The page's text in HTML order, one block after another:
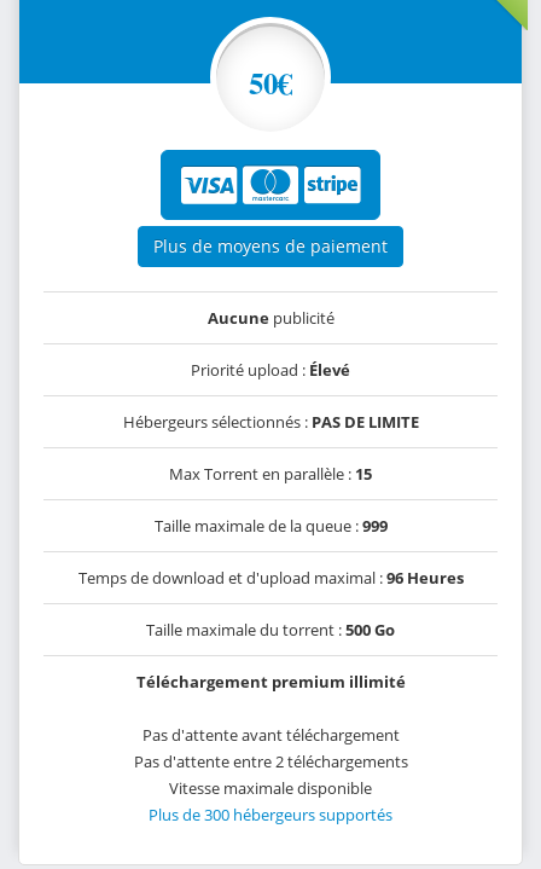
50€
Plus de moyens de paiement
Aucunepublicité
Priorité upload : Élevé
Hébergeurs sélectionnés : PAS DE LIMITE
Max Torrent en parallèle : 15
Taille maximale de la queue :999
Temps de download et d'upload maximal :96 Heures
Taille maximale du torrent :500 Go
Téléchargement premium illimité
Pas d'attente avant téléchargement
Pas d'attente entre 2 téléchargements
Vitesse maximale disponible
Plus de 300 hébergeurs supportés